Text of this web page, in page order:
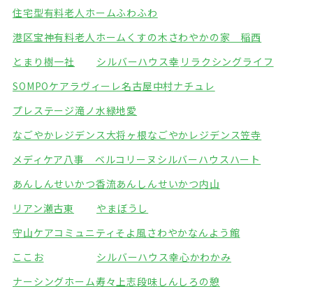
住宅型有料老人ホームふわふわ
港区宝神有料老人ホームくすの木 さわやかの家 稲西
とまり樹一社
シルバーハウス幸 リラクシングライフ
SOMPOケアラヴィーレ名古屋中村ナチュレ
プレステージ滝ノ水緑地愛
なごやかレジデンス大将ヶ根なごやかレジデンス笠寺
メディケア八事 ベルコリーヌ シルバーハウスハート
あんしんせいかつ香流あんしんせいかつ内山
リアン瀬古東
やまぼうし
守山ケアコミュニティそよ風さわやかなんよう館
ここお
シルバーハウス幸心かわかみ
ナーシングホーム寿々上志段味 しんしろの憩